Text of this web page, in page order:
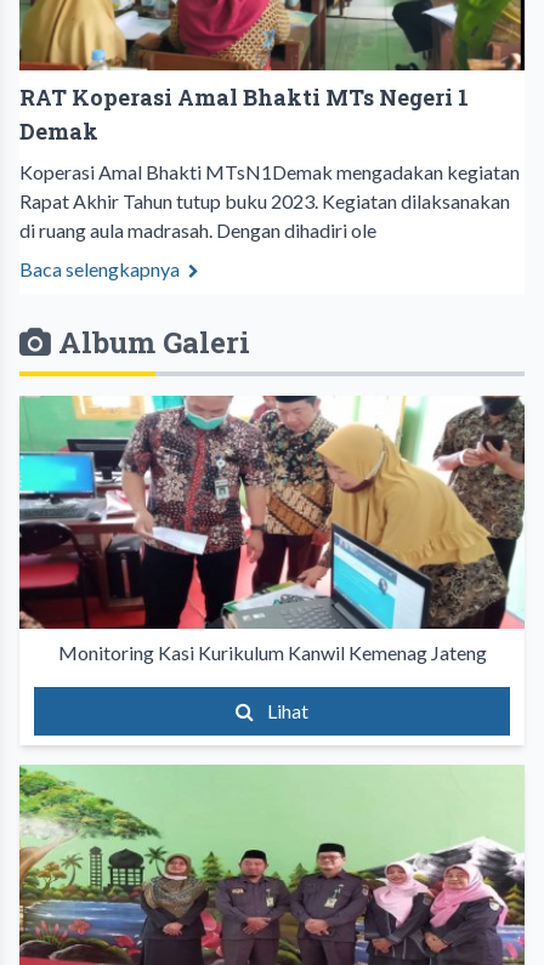
RAT Koperasi Amal Bhakti MTs Negeri 1
Demak
Koperasi Amal Bhakti MTsN1Demak mengadakan kegiatan
Rapat Akhir Tahun tutup buku 2023. Kegiatan dilaksanakan
di ruang aula madrasah. Dengan dihadiri ole
Baca selengkapnya
Album Galeri
Monitoring Kasi Kurikulum Kanwil Kemenag Jateng
Lihat